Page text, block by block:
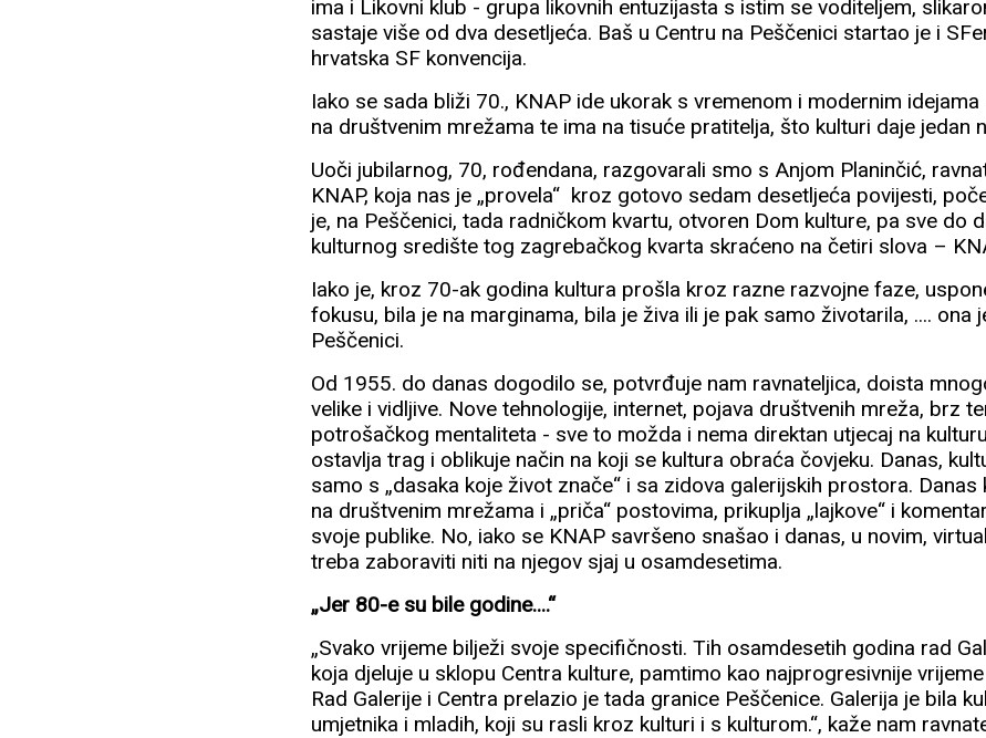
ima i Likovni klub - grupa likovnih entuzijasta s istim se voditeljem,
sastaje više od dva desetljeća. Baš u Centru na Peščenici startao je i
hrvatska SF konvencija.
Iako se sada bliži 70., KNAP ide ukorak s vremenom i modernim
na društvenim mrežama te ima na tisuće pratitelja, što kulturi daje jedan
Uoči jubilarnog, 70, rođendana, razgovarali smo s Anjom Planinčić,
KNAP, koja nas je „provela“ kroz gotovo sedam desetljeća povijesti,
je, na Peščenici, tada radničkom kvartu, otvoren Dom kulture, pa sve do
kulturnog središte tog zagrebačkog kvarta skraćeno na četiri slova –
Iako je, kroz 70-ak godina kultura prošla kroz razne razvojne faze,
fokusu, bila je na marginama, bila je živa ili je pak samo životarila, .... ona
Peščenici.
Od 1955. do danas dogodilo se, potvrđuje nam ravnateljica, doista
velike i vidljive. Nove tehnologije, internet, pojava društvenih mreža, brz
potrošačkog mentaliteta - sve to možda i nema direktan utjecaj na
ostavlja trag i oblikuje način na koji se kultura obraća čovjeku. Danas,
samo s „dasaka koje život znače“ i sa zidova galerijskih prostora.
na društvenim mrežama i „priča“ postovima, prikuplja „lajkove“ i
svoje publike. No, iako se KNAP savršeno snašao i danas, u novim,
treba zaboraviti niti na njegov sjaj u osamdesetima.
„Jer 80-e su bile godine....“
„Svako vrijeme bilježi svoje specifičnosti. Tih osamdesetih godina rad
koja djeluje u sklopu Centra kulture, pamtimo kao najprogresivnije
Rad Galerije i Centra prelazio je tada granice Peščenice. Galerija je bila
umjetnika i mladih, koji su rasli kroz kulturi i s kulturom.“, kaže nam